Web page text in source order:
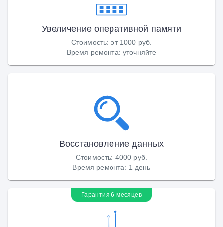
Увеличение оперативной памяти
Стоимость:от 1000 руб.
Время ремонта: уточняйте
Восстановление данных
Стоимость: 4000 руб.
Время ремонта: 1 день
Гарантия 6 месяцев